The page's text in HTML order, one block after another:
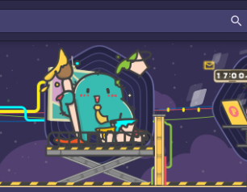
search